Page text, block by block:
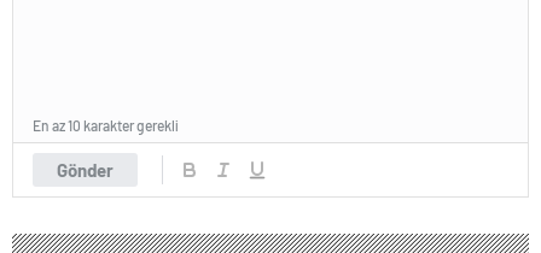
Gönder
En az 10 karakter gerekli